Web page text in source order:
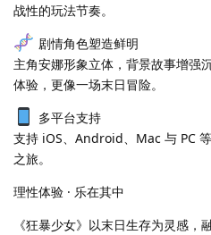
战性的玩法节奏。
剧情角色塑造鲜明
主角安娜形象立体，背景故事增强
体验，更像一场末日冒险。
多平台支持
支持 iOS、Android、Mac 与 PC
之旅。
理性体验 · 乐在其中
《狂暴少女》以末日生存为灵感，